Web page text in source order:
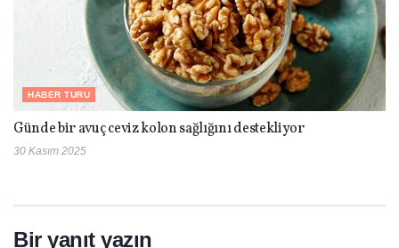
HABER TURU
Günde bir avuç ceviz kolon sağlığını destekliyor
30 Kasım 2025
Bir yanıt yazın